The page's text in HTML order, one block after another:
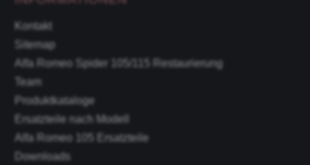
Kontakt
Sitemap
Alfa Romeo Spider 105/115 Restaurierung
Team
Produktkataloge
Ersatzteile nach Modell
Alfa Romeo 105 Ersatzteile
Downloads